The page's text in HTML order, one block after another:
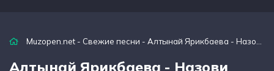
Muzopen.net - Свежие песни - Алтынай Ярикбаева - Назови меня
Алтынай Ярикбаева - Назови